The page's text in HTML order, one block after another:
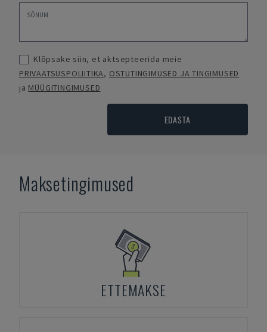
Klõpsake siin, et aktsepteerida meie
PRIVAATSUSPOLIITIKA, OSTUTINGIMUSED JA TINGIMUSED
ja MÜÜGITINGIMUSED
EDASTA
Maksetingimused
ETTEMAKSE